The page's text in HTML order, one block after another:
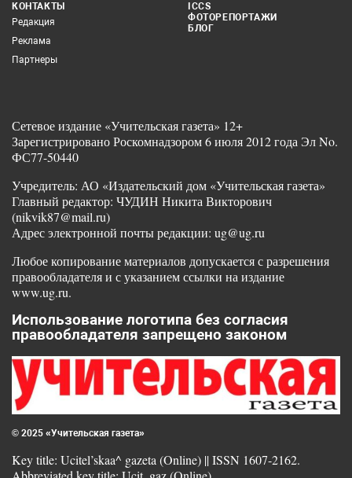
КОНТАКТЫ
Редакция
Реклама
Партнеры
ICCS
ФОТОРЕПОРТАЖИ
БЛОГ
Сетевое издание «Учительская газета» 12+
Зарегистрировано Роскомнадзором 6 июля 2012 года Эл No.
ФС77-50440
Учредитель: АО «Издательский дом «Учительская газета»
Главный редактор: ЧУДИН Никита Викторович
(nikvik87@mail.ru)
Адрес электронной почты редакции: ug@ug.ru
Любое копирование материалов допускается с разрешения
правообладателя и с указанием ссылки на издание
www.ug.ru.
Использование логотипа без согласия
правообладателя запрещено законом
© 2025 «Учительская газета»
Key title: Ucitel’skaa^ gazeta (Online) || ISSN 1607-2162.